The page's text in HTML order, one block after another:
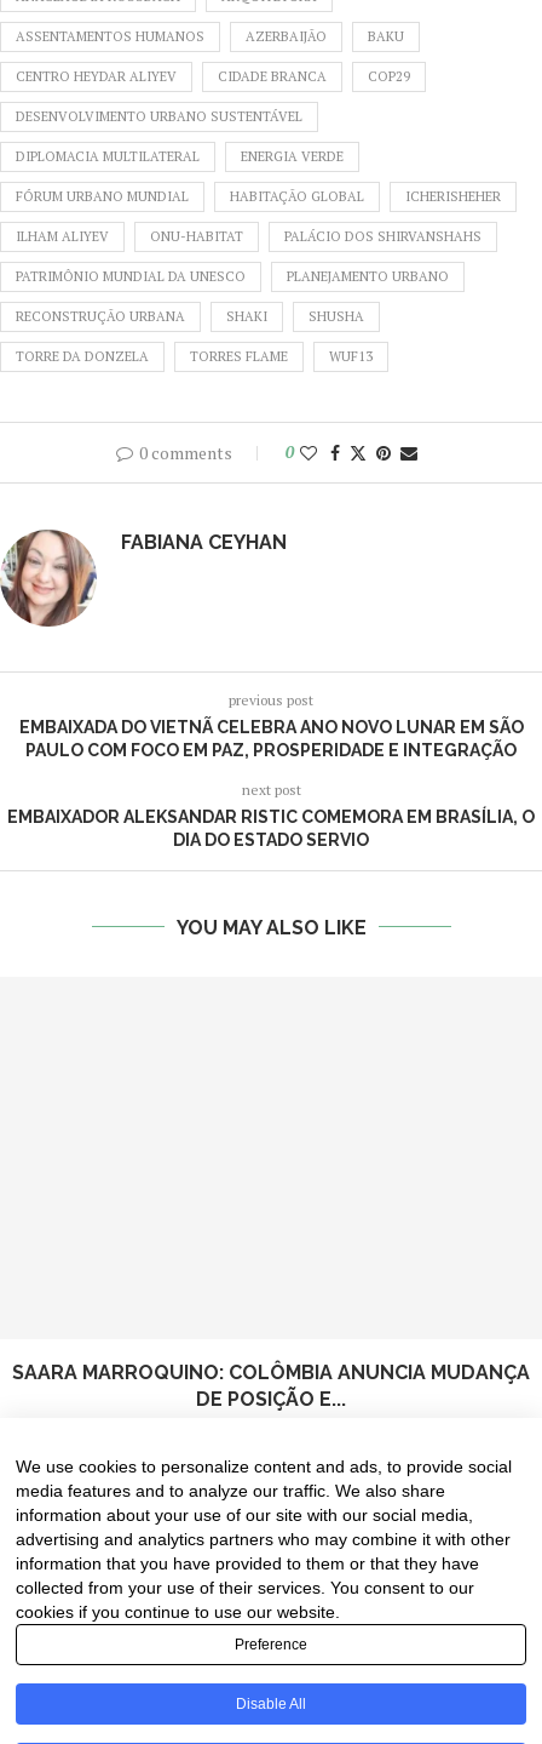
ASSENTAMENTOS HUMANOS AZERBAIJÃO BAKU
CENTRO HEYDAR ALIYEV CIDADE BRANCA COP29
DESENVOLVIMENTO URBANO SUSTENTÁVEL
DIPLOMACIA MULTILATERAL ENERGIA VERDE
FÓRUM URBANO MUNDIAL HABITAÇÃO GLOBAL ICHERISHEHER
ILHAM ALIYEV ONU-HABITAT PALÁCIO DOS SHIRVANSHAHS
PATRIMÔNIO MUNDIAL DA UNESCO PLANEJAMENTO URBANO
RECONSTRUÇÃO URBANA SHAKI SHUSHA
TORRE DA DONZELA TORRES FLAME WUF13
0 comments 0
FABIANA CEYHAN
previous post
EMBAIXADA DO VIETNÃ CELEBRA ANO NOVO LUNAR EM SÃO
PAULO COM FOCO EM PAZ, PROSPERIDADE E INTEGRAÇÃO
next post
EMBAIXADOR ALEKSANDAR RISTIC COMEMORA EM BRASÍLIA, O
DIA DO ESTADO SERVIO
YOU MAY ALSO LIKE
SAARA MARROQUINO: COLÔMBIA ANUNCIA MUDANÇA
DE POSIÇÃO E...
We use cookies to personalize content and ads, to provide social
media features and to analyze our traffic. We also share
information about your use of our site with our social media,
advertising and analytics partners who may combine it with other
information that you have provided to them or that they have
collected from your use of their services. You consent to our
cookies if you continue to use our website.
Preference
Disable All